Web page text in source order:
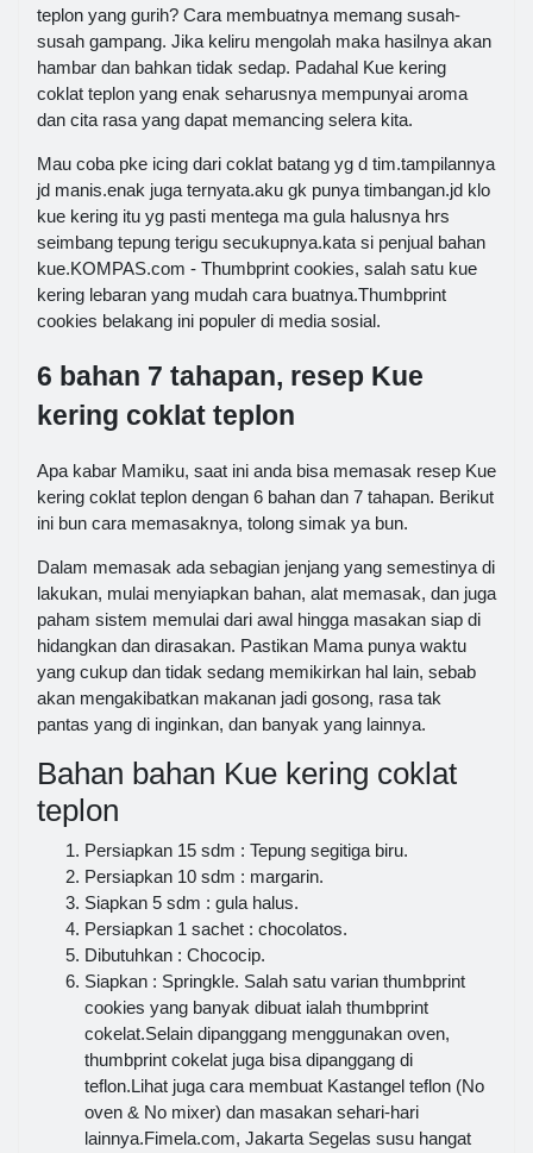
teplon yang gurih? Cara membuatnya memang susah-
susah gampang. Jika keliru mengolah maka hasilnya akan
hambar dan bahkan tidak sedap. Padahal Kue kering
coklat teplon yang enak seharusnya mempunyai aroma
dan cita rasa yang dapat memancing selera kita.
Mau coba pke icing dari coklat batang yg d tim.tampilannya
jd manis.enak juga ternyata.aku gk punya timbangan.jd klo
kue kering itu yg pasti mentega ma gula halusnya hrs
seimbang tepung terigu secukupnya.kata si penjual bahan
kue.KOMPAS.com - Thumbprint cookies, salah satu kue
kering lebaran yang mudah cara buatnya.Thumbprint
cookies belakang ini populer di media sosial.
6 bahan 7 tahapan, resep Kue
kering coklat teplon
Apa kabar Mamiku, saat ini anda bisa memasak resep Kue
kering coklat teplon dengan 6 bahan dan 7 tahapan. Berikut
ini bun cara memasaknya, tolong simak ya bun.
Dalam memasak ada sebagian jenjang yang semestinya di
lakukan, mulai menyiapkan bahan, alat memasak, dan juga
paham sistem memulai dari awal hingga masakan siap di
hidangkan dan dirasakan. Pastikan Mama punya waktu
yang cukup dan tidak sedang memikirkan hal lain, sebab
akan mengakibatkan makanan jadi gosong, rasa tak
pantas yang di inginkan, dan banyak yang lainnya.
Bahan bahan Kue kering coklat
teplon
Persiapkan 15 sdm : Tepung segitiga biru.
Persiapkan 10 sdm : margarin.
Siapkan 5 sdm : gula halus.
Persiapkan 1 sachet : chocolatos.
Dibutuhkan : Chococip.
Siapkan : Springkle. Salah satu varian thumbprint
cookies yang banyak dibuat ialah thumbprint
cokelat.Selain dipanggang menggunakan oven,
thumbprint cokelat juga bisa dipanggang di
teflon.Lihat juga cara membuat Kastangel teflon (No
oven & No mixer) dan masakan sehari-hari
lainnya.Fimela.com, Jakarta Segelas susu hangat